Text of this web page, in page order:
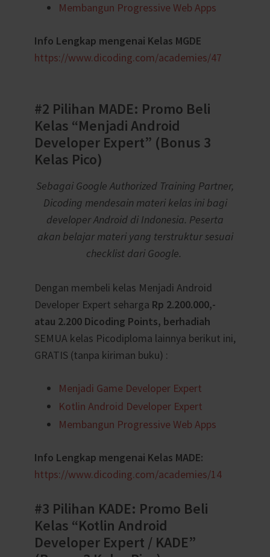
Membangun Progressive Web Apps
Info Lengkap mengenai Kelas MGDE
https://www.dicoding.com/academies/47
#2 Pilihan MADE: Promo Beli
Kelas “Menjadi Android
Developer Expert” (Bonus 3
Kelas Pico)
Sebagai Google Authorized Training Partner,
Dicoding mendesain materi kelas ini bagi
developer Android di Indonesia. Peserta
akan belajar materi yang terstruktur sesuai
checklist dari Google.
Dengan membeli kelas Menjadi Android
Developer Expert seharga Rp 2.200.000,-
atau 2.200 Dicoding Points, berhadiah
SEMUA kelas Picodiploma lainnya berikut ini,
GRATIS (tanpa kiriman buku) :
Menjadi Game Developer Expert
Kotlin Android Developer Expert
Membangun Progressive Web Apps
Info Lengkap mengenai Kelas MADE:
https://www.dicoding.com/academies/14
#3 Pilihan KADE: Promo Beli
Kelas “Kotlin Android
Developer Expert / KADE”